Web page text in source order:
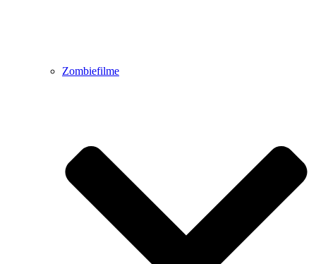
Zombiefilme